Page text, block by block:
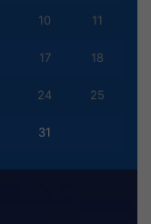
10 11
17 18
24 25
31